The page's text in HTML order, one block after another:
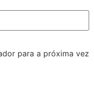
para a próxima vez